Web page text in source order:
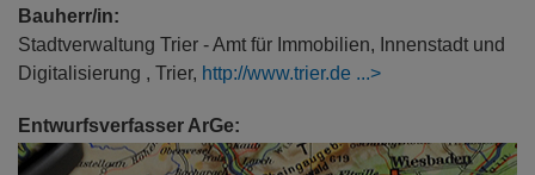
Bauherr/in:
Stadtverwaltung Trier - Amt für Immobilien, Innenstadt und
Digitalisierung , Trier, http://www.trier.de
Entwurfsverfasser ArGe:
Architekten Naujack Rind Hof & Planfaktur